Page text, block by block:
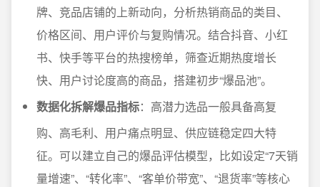
牌、竞品店铺的上新动向，分析热销商品的类目、
价格区间、用户评价与复购情况。结合抖音、小红
书、快手等平台的热搜榜单，筛查近期热度增长
快、用户讨论度高的商品，搭建初步“爆品池”。
数据化拆解爆品指标：高潜力选品一般具备高复
购、高毛利、用户痛点明显、供应链稳定四大特
征。可以建立自己的爆品评估模型，比如设定“7天销
量增速”、“转化率”、“客单价带宽”、“退货率”等核心